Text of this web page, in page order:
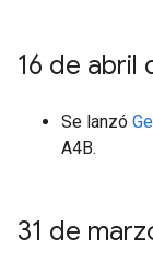
16 de abril
Se lanzó
A4B.
31 de